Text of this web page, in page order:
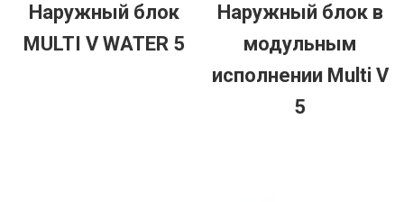
Наружный блок
MULTI V WATER 5
Наружный блок в
модульным
исполнении Multi V
5